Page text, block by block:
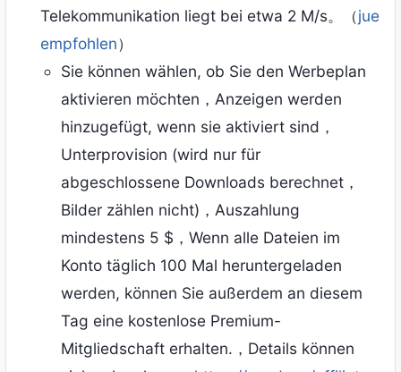
Telekommunikation liegt bei etwa 2 M/s。（jue
empfohlen）
Sie können wählen, ob Sie den Werbeplan
aktivieren möchten，Anzeigen werden
hinzugefügt, wenn sie aktiviert sind，
Unterprovision (wird nur für
abgeschlossene Downloads berechnet，
Bilder zählen nicht)，Auszahlung
mindestens 5 $，Wenn alle Dateien im
Konto täglich 100 Mal heruntergeladen
werden, können Sie außerdem an diesem
Tag eine kostenlose Premium-
Mitgliedschaft erhalten.，Details können